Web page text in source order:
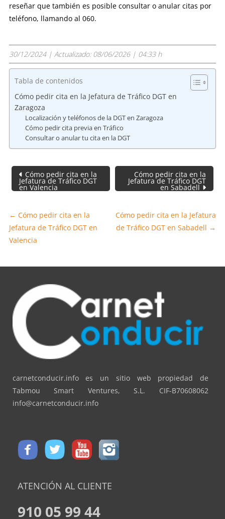
reseñar que también es posible consultar o anular citas por
teléfono, llamando al 060.
30/12/2024 | Actualizado: 08/06/2026 | 04:33 h
Tabla de contenidos
Cómo pedir cita en la Jefatura de Tráfico DGT en
Zaragoza
Localización y teléfonos de la DGT en Zaragoza
Cómo pedir cita previa en Tráfico
Consultar o anular tu cita en la DGT
Navegación
de
entradas
Cómo pedir cita en la
Jefatura de Tráfico DGT
en Valencia
Cómo pedir cita en la
Jefatura de Tráfico DGT
en Sabadell
← Cómo pedir cita en la
Jefatura de Tráfico DGT en
Valencia
Cómo pedir cita en la Jefatura
de Tráfico DGT en Sabadell →
carnetconducir.info es un sitio web propiedad de
Tabmou Smart Ventures, S.L. CIF-B70608062
info@carnetconducir.info
ATENCIÓN AL CLIENTE
910 05 99 44